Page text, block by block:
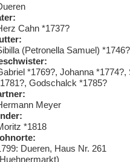
Cahn *1737?
(Petronella Samuel) *1746?
*1769?, Johanna *1774?,
Godschalck *1785?
Meyer
*1818
Dueren, Haus Nr. 261